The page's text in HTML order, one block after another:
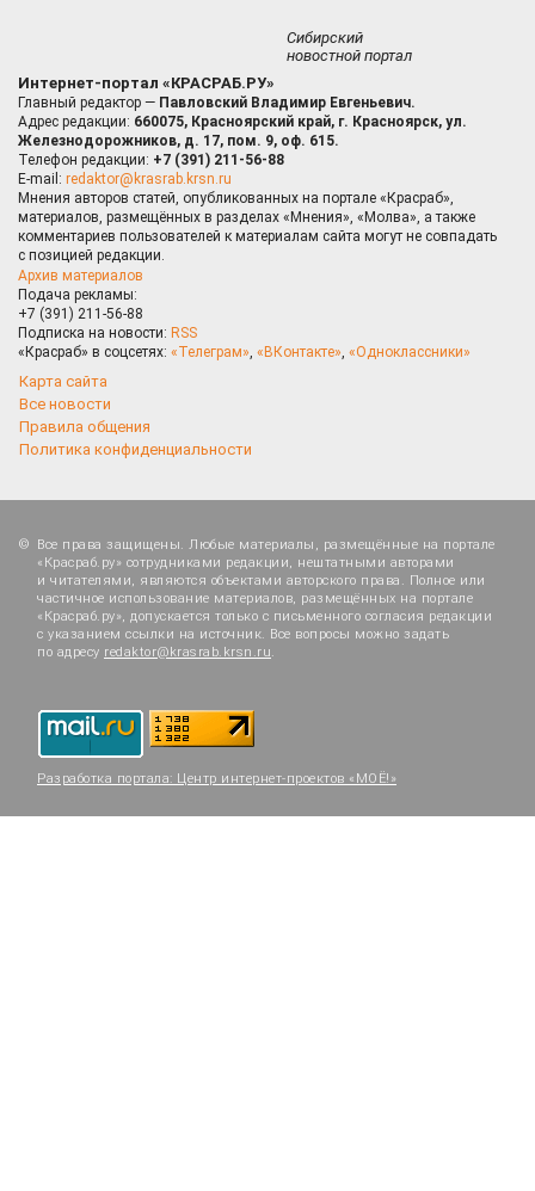
Сибирский
новостной портал
Интернет-портал «КРАСРАБ.РУ»
Главный редактор — Павловский Владимир Евгеньевич.
Адрес редакции: 660075, Красноярский край, г. Красноярск, ул.
Железнодорожников, д. 17, пом. 9, оф. 615.
Телефон редакции: +7 (391) 211-56-88
E-mail: redaktor@krasrab.krsn.ru
Мнения авторов статей, опубликованных на портале «Красраб»,
материалов, размещённых в разделах «Мнения», «Молва», а также
комментариев пользователей к материалам сайта могут не совпадать
с позицией редакции.
Архив материалов
Подача рекламы:
+7 (391) 211-56-88
Подписка на новости: RSS
«Красраб» в соцсетях: «Телеграм», «ВКонтакте», «Одноклассники»
Карта сайта
Все новости
Правила общения
Политика конфиденциальности
Все права защищены. Любые материалы, размещённые на портале
«Красраб.ру» сотрудниками редакции, нештатными авторами
и читателями, являются объектами авторского права. Полное или
частичное использование материалов, размещённых на портале
«Красраб.ру», допускается только с письменного согласия редакции
с указанием ссылки на источник. Все вопросы можно задать
по адресу redaktor@krasrab.krsn.ru.
Разработка портала: Центр интернет-проектов «МОЁ!»